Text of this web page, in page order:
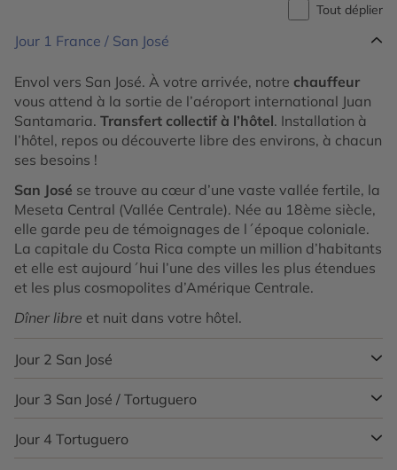
Tout déplier
Jour 1 France / San José
Envol vers San José. À votre arrivée, notre chauffeur
vous attend à la sortie de l’aéroport international Juan
Santamaria. Transfert collectif à l’hôtel. Installation à
l’hôtel, repos ou découverte libre des environs, à chacun
ses besoins !
San José se trouve au cœur d’une vaste vallée fertile, la
Meseta Central (Vallée Centrale). Née au 18ème siècle,
elle garde peu de témoignages de l´époque coloniale.
La capitale du Costa Rica compte un million d’habitants
et elle est aujourd´hui l’une des villes les plus étendues
et les plus cosmopolites d’Amérique Centrale.
Dîner libre et nuit dans votre hôtel.
Jour 2 San José
Petit-déjeuner dans votre hôtel.
national du volcan Irazú. Par un accès facile à pied,
vous accédez au paysage lunaire qui précède la zone
d’observation du cratère et du lac volcanique. L’origine
Jour 3 San José / Tortuguero
Petit-déjeuner dans votre hôtel.
communauté de Tortuguero, isolée sur la côte nord des
Jour 4 Tortuguero